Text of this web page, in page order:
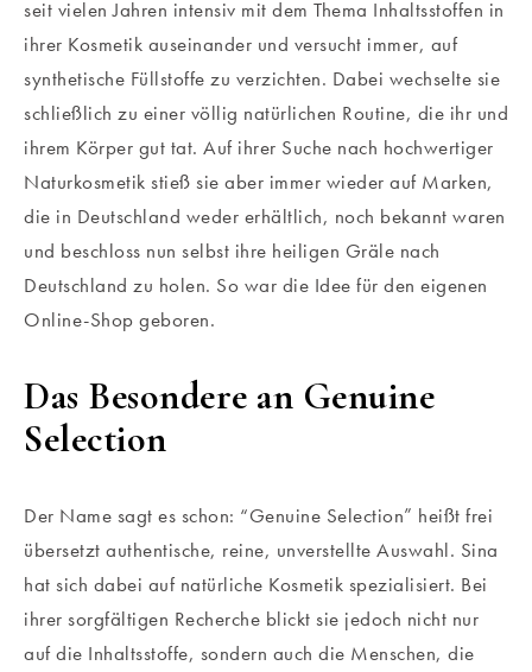
seit vielen Jahren intensiv mit dem Thema Inhaltsstoffen in
ihrer Kosmetik auseinander und versucht immer, auf
synthetische Füllstoffe zu verzichten. Dabei wechselte sie
schließlich zu einer völlig natürlichen Routine, die ihr und
ihrem Körper gut tat. Auf ihrer Suche nach hochwertiger
Naturkosmetik stieß sie aber immer wieder auf Marken,
die in Deutschland weder erhältlich, noch bekannt waren
und beschloss nun selbst ihre heiligen Gräle nach
Deutschland zu holen. So war die Idee für den eigenen
Online-Shop geboren.
Das Besondere an Genuine
Selection
Der Name sagt es schon: “Genuine Selection” heißt frei
übersetzt authentische, reine, unverstellte Auswahl. Sina
hat sich dabei auf natürliche Kosmetik spezialisiert. Bei
ihrer sorgfältigen Recherche blickt sie jedoch nicht nur
auf die Inhaltsstoffe, sondern auch die Menschen, die